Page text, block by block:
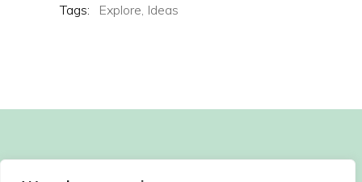
Tags:
Explore, Ideas